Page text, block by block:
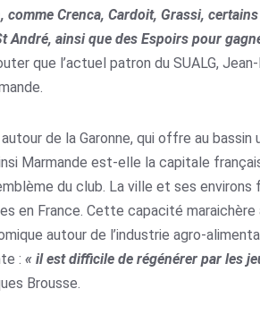
comme Crenca, Cardoit, Grassi,
André, ainsi que des Espoirs pour
que l’actuel patron du SUALG,
de la Garonne, qui offre au bassin
Marmande est-elle la capitale
du club. La ville et ses
en France. Cette capacité maraichère
autour de l’industrie agro-
: « il est difficile de régénérer par les
Brousse.